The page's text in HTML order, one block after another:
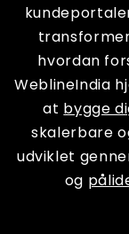
hvordan
WeblineIndia
at bygge
skalerbare
udviklet
og